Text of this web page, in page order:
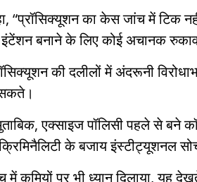
“प्रॉसिक्यूशन का केस जांच में टिक
बनाने के लिए कोई अचानक
की दलीलों में अंदरूनी
एक्साइज पॉलिसी पहले से बने
के बजाय इंस्टीट्यूशनल
कमियों पर भी ध्यान दिलाया, यह